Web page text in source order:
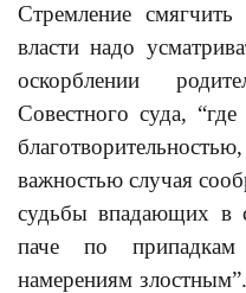
Стремление смягчить
власти надо
оскорблении
Совестного суда,
важностью случая
судьбы впадающих в
паче по
намерениям